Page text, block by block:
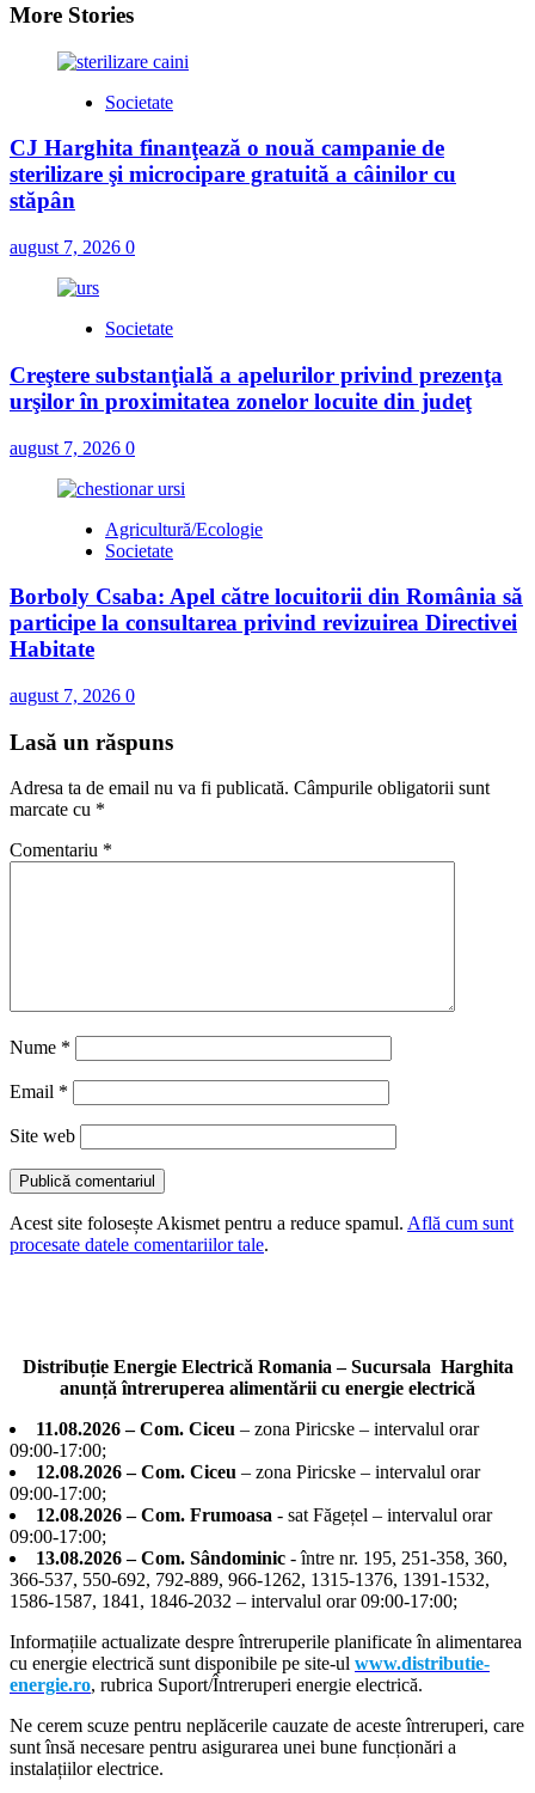
More Stories
Societate
CJ Harghita finanţează o nouă campanie de
sterilizare şi microcipare gratuită a câinilor cu
stăpân
august 7, 2026 0
Societate
Creştere substanţială a apelurilor privind prezenţa
urşilor în proximitatea zonelor locuite din judeţ
august 7, 2026 0
Agricultură/Ecologie
Societate
Borboly Csaba: Apel către locuitorii din România să
participe la consultarea privind revizuirea Directivei
Habitate
august 7, 2026 0
Lasă un răspuns
Adresa ta de email nu va fi publicată. Câmpurile obligatorii sunt
marcate cu *
Comentariu *
Nume *
Email *
Site web
Acest site folosește Akismet pentru a reduce spamul. Află cum sunt
procesate datele comentariilor tale.
Distribuție Energie Electrică Romania – Sucursala Harghita
anunță întreruperea alimentării cu energie electrică
11.08.2026 – Com. Ciceu – zona Piricske – intervalul orar
09:00-17:00;
12.08.2026 – Com. Ciceu – zona Piricske – intervalul orar
09:00-17:00;
12.08.2026 – Com. Frumoasa - sat Făgețel – intervalul orar
09:00-17:00;
13.08.2026 – Com. Sândominic - între nr. 195, 251-358, 360,
366-537, 550-692, 792-889, 966-1262, 1315-1376, 1391-1532,
1586-1587, 1841, 1846-2032 – intervalul orar 09:00-17:00;
Informațiile actualizate despre întreruperile planificate în alimentarea
cu energie electrică sunt disponibile pe site-ul www.distributie-
energie.ro, rubrica Suport/Întreruperi energie electrică.
Ne cerem scuze pentru neplăcerile cauzate de aceste întreruperi, care
sunt însă necesare pentru asigurarea unei bune funcționări a
instalațiilor electrice.